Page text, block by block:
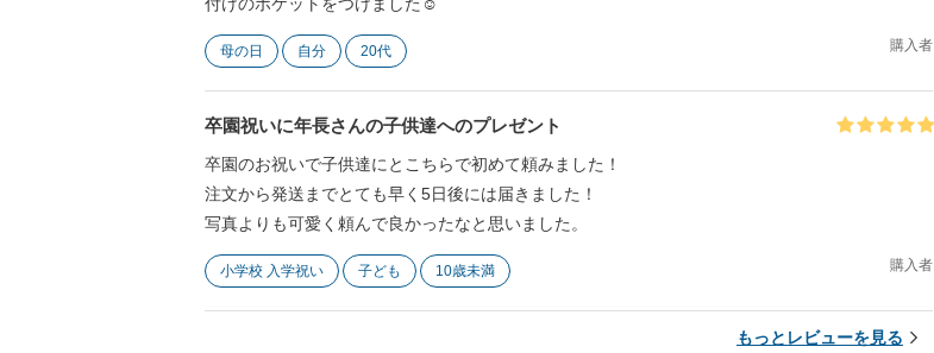
母の日 自分 20代 購入者
卒園祝いに年長さんの子供達へのプレゼント
卒園のお祝いで子供達にとこちらで初めて頼みました！
注文から発送までとても早く5日後には届きました！
写真よりも可愛く頼んで良かったなと思いました。
小学校 入学祝い 子ども 10歳未満 購入者
もっとレビューを見る